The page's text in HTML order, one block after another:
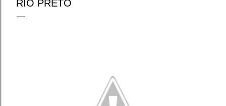
RIO PRETO